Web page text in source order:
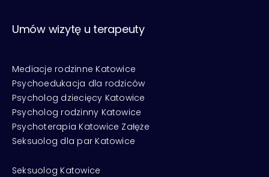
Umów wizytę u terapeuty
Mediacje rodzinne Katowice
Psychoedukacja dla rodziców
Psycholog dziecięcy Katowice
Psycholog rodzinny Katowice
Psychoterapia Katowice Załęże
Seksuolog dla par Katowice
Seksuolog Katowice